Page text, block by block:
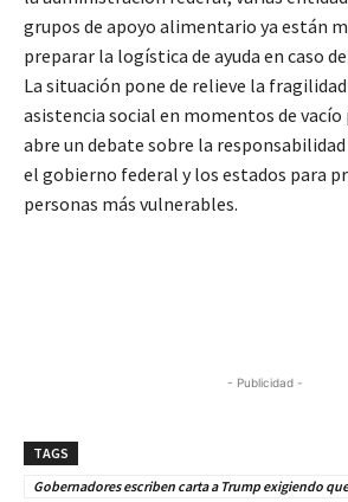
grupos de apoyo alimentario ya están
preparar la logística de ayuda en caso
La situación pone de relieve la
asistencia social en momentos de
abre un debate sobre la
el gobierno federal y los estados para
personas más vulnerables.
- Publicidad -
TAGS
Gobernadores escriben carta a Trump exigiendo